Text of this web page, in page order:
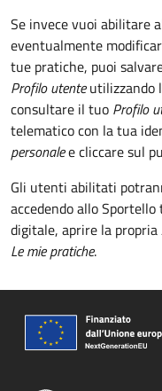
Se invece vuoi abilitare
eventualmente
tue pratiche, puoi
Profilo utenteutilizzando
consultare il tuo Profilo
telematico con la tua
personalee cliccare sul
Gli utenti abilitati
accedendo allo
digitale, aprire la propria
Le mie pratiche.